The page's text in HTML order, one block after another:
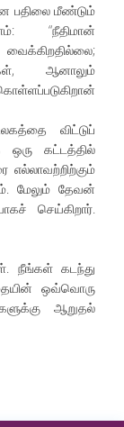
பதிலை மீண்டும்
“நீதிமான்
ஆனாலும்
விட்டுப்
கட்டத்தில்
எல்லாவற்றிற்கும்
மேலும் தேவன்
செய்கிறார்.
நீங்கள் கடந்து
ஒவ்வொரு
ஆறுதல்